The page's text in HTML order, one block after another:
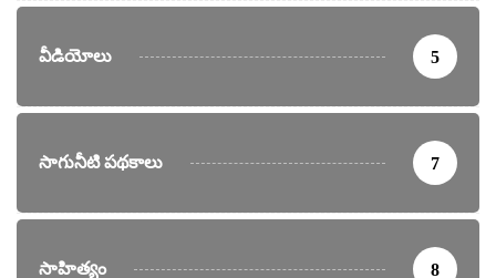
వీడియోలు 5
సాగునీటి పథకాలు 7
సాహిత్యం 8